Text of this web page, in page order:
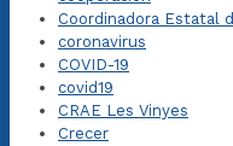
Coordinadora Estatal
coronavirus
COVID-19
covid19
CRAE Les Vinyes
Crecer